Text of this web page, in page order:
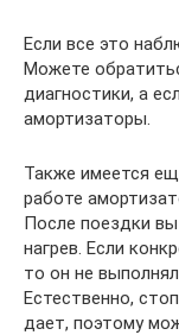
Если все это
Можете
диагностики, а
амортизаторы.
Также имеется
работе
После поездки
нагрев. Если
то он не
Естественно,
дает, поэтому